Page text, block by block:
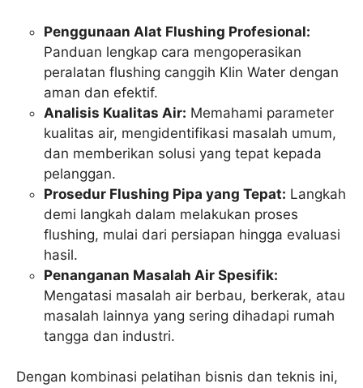
Penggunaan Alat Flushing Profesional:
Panduan lengkap cara mengoperasikan
peralatan flushing canggih Klin Water dengan
aman dan efektif.
Analisis Kualitas Air: Memahami parameter
kualitas air, mengidentifikasi masalah umum,
dan memberikan solusi yang tepat kepada
pelanggan.
Prosedur Flushing Pipa yang Tepat: Langkah
demi langkah dalam melakukan proses
flushing, mulai dari persiapan hingga evaluasi
hasil.
Penanganan Masalah Air Spesifik:
Mengatasi masalah air berbau, berkerak, atau
masalah lainnya yang sering dihadapi rumah
tangga dan industri.
Dengan kombinasi pelatihan bisnis dan teknis ini,